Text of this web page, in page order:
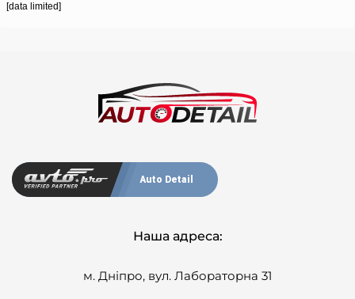
[data limited]
Auto Detail
Наша адреса:
м. Дніпро, вул. Лабораторна 31